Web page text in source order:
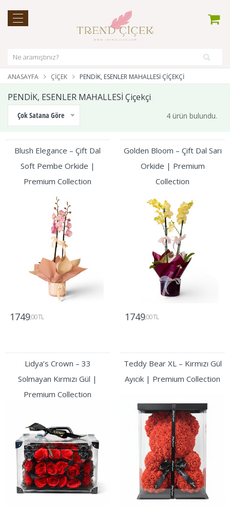
ANASAYFA ÇIÇEK PENDİK, ESENLER MAHALLESİ ÇIÇEKÇI
PENDİK, ESENLER MAHALLESİ Çiçekçi
Çok Satana Göre 4 ürün bulundu.
Blush Elegance – Çift Dal
Soft Pembe Orkide |
Premium Collection
1749,00 TL
Golden Bloom – Çift Dal Sarı
Orkide | Premium
Collection
1749,00 TL
Lidya’s Crown – 33
Solmayan Kırmızı Gül |
Premium Collection
Teddy Bear XL – Kırmızı Gül
Ayıcık | Premium Collection